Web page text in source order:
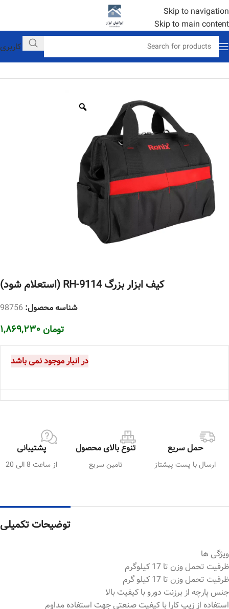
Skip to navigation
Skip to main content
حساب کاربری
خانه
کیف ابزار بزرگ RH-9114 (استعلام شود)
شناسه محصول: 98756
تومان
در انبار موجود نمی باشد
حمل سریع
ارسال با پست پیشتاز
تنوع بالای محصول
تامین سریع
پشتیبانی
از ساعت 8 الی 20
توضیحات تکمیلی
ویژگی ها
ظرفیت تحمل وزن تا 17 کیلوگرم
ظرفیت تحمل وزن تا 17 کیلو گرم
جنس پارچه از برزنت دورو با کیفیت بالا
استفاده از زیپ کارا با کیفیت صنعتی جهت استفاده مداوم